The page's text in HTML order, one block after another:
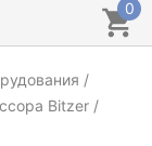
0
Bitzer